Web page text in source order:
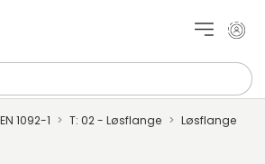
Mit
EN 1092-1 T: 02 - Løsflange Løsflange